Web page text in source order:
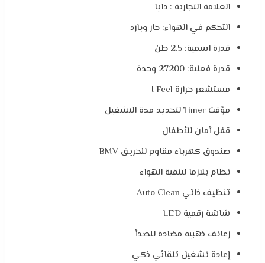
العلامة التجارية : دايا
التحكم في الهواء: حار وبارد
قدرة اسمية: 2.5 طن
قدرة فعلية: 27200 وحدة
مستشعر حرارة I Feel
مؤقت Timer لتحديد مدة التشغيل
قفل أمان للأطفال
صندوق كهرباء مقاوم للحريق BMV
نظام بلازما لتنقية الهواء
تنظيف ذاتي Auto Clean
شاشة رقمية LED
زعانف ذهبية مضادة للصدأ
إعادة تشغيل تلقائي ذكي